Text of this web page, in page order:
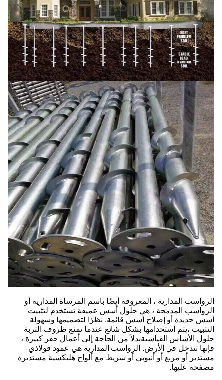
الرواسب المدارية ، المعروفة أيضًا باسم المرساة المدارية أو
الرواسب المدمجة ، هي حلول أسس عميقة تستخدم لتثبيت
أسس جديدة أو إصلاح أسس قائمة. نظرًا لتصميمها وسهولة
التثبيت ،يتم استخدامها بشكل شائع عندما تمنع ظروف التربة
حلول الأساس القياسيةبدلاً من الحاجة إلى أعمال حفر كبيرة ،
فإنها تتدخل في الأرض. الرواسب المدارية هي عمود فولاذي
مستدير أو مربع أو أنبوبي أو شريط مع ألواح هليكسية مستديرة
مصفحة عليها.